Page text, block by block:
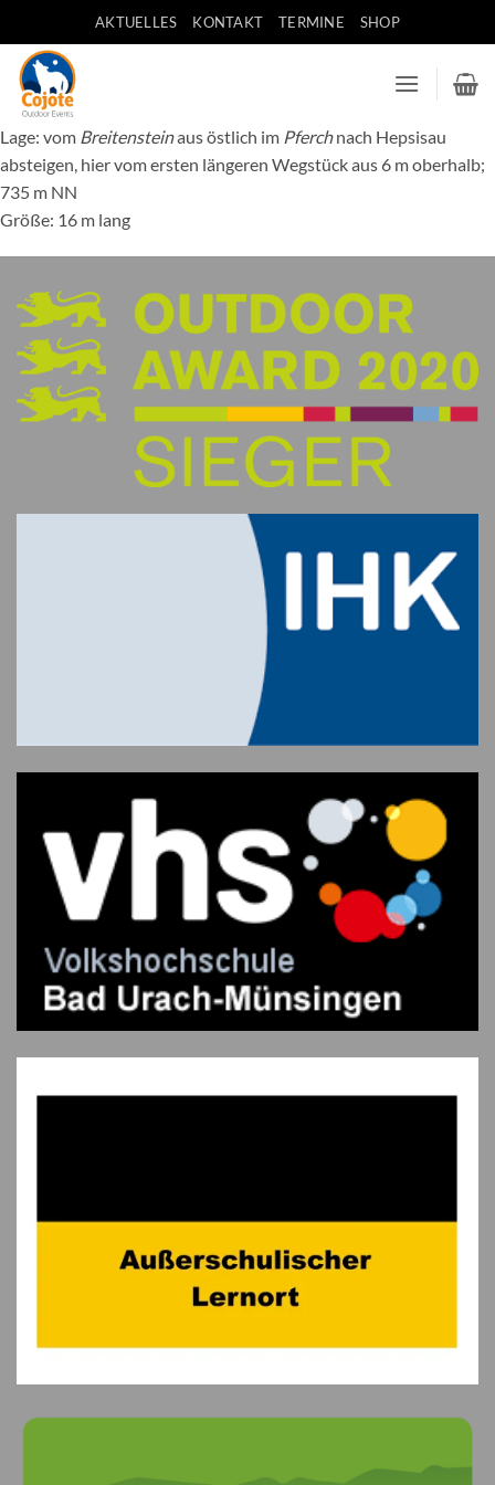
Inhalt
springen
AKTUELLES KONTAKT TERMINE SHOP
Lage: vom Breitensteinaus östlich im Pferchnach Hepsisau
absteigen, hier vom ersten längeren Wegstück aus 6 m oberhalb;
735 m NN
Größe: 16 m lang